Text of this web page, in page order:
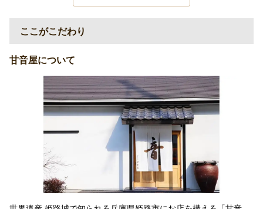
ここがこだわり
甘音屋について